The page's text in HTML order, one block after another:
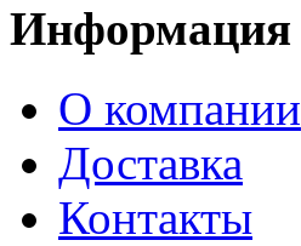
Информация
О компании
Доставка
Контакты